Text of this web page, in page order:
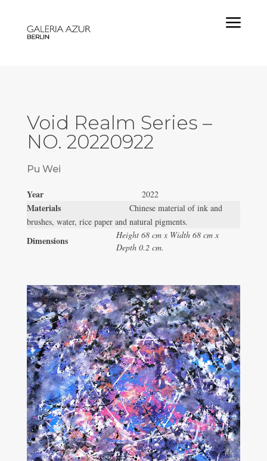
a
Void Realm Series –
NO. 20220922
Pu Wei
Year 2022
Materials Chinese material of ink and
brushes, water, rice paper and natural pigments.
Dimensions
Height 68 cm x Width 68 cm x
Depth 0.2 cm.